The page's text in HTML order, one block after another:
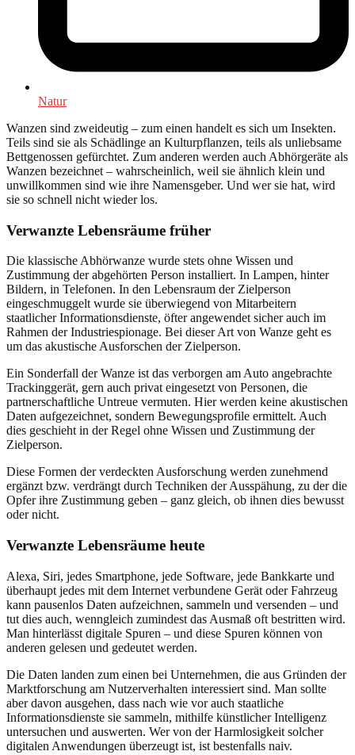
Natur
Wanzen sind zweideutig – zum einen handelt es sich um Insekten.
Teils sind sie als Schädlinge an Kulturpflanzen, teils als unliebsame
Bettgenossen gefürchtet. Zum anderen werden auch Abhörgeräte als
Wanzen bezeichnet – wahrscheinlich, weil sie ähnlich klein und
unwillkommen sind wie ihre Namensgeber. Und wer sie hat, wird
sie so schnell nicht wieder los.
Verwanzte Lebensräume früher
Die klassische Abhörwanze wurde stets ohne Wissen und
Zustimmung der abgehörten Person installiert. In Lampen, hinter
Bildern, in Telefonen. In den Lebensraum der Zielperson
eingeschmuggelt wurde sie überwiegend von Mitarbeitern
staatlicher Informationsdienste, öfter angewendet sicher auch im
Rahmen der Industriespionage. Bei dieser Art von Wanze geht es
um das akustische Ausforschen der Zielperson.
Ein Sonderfall der Wanze ist das verborgen am Auto angebrachte
Trackinggerät, gern auch privat eingesetzt von Personen, die
partnerschaftliche Untreue vermuten. Hier werden keine akustischen
Daten aufgezeichnet, sondern Bewegungsprofile ermittelt. Auch
dies geschieht in der Regel ohne Wissen und Zustimmung der
Zielperson.
Diese Formen der verdeckten Ausforschung werden zunehmend
ergänzt bzw. verdrängt durch Techniken der Ausspähung, zu der die
Opfer ihre Zustimmung geben – ganz gleich, ob ihnen dies bewusst
oder nicht.
Verwanzte Lebensräume heute
Alexa, Siri, jedes Smartphone, jede Software, jede Bankkarte und
überhaupt jedes mit dem Internet verbundene Gerät oder Fahrzeug
kann pausenlos Daten aufzeichnen, sammeln und versenden – und
tut dies auch, wenngleich zumindest das Ausmaß oft bestritten wird.
Man hinterlässt digitale Spuren – und diese Spuren können von
anderen gelesen und gedeutet werden.
Die Daten landen zum einen bei Unternehmen, die aus Gründen der
Marktforschung am Nutzerverhalten interessiert sind. Man sollte
aber davon ausgehen, dass nach wie vor auch staatliche
Informationsdienste sie sammeln, mithilfe künstlicher Intelligenz
untersuchen und auswerten. Wer von der Harmlosigkeit solcher
digitalen Anwendungen überzeugt ist, ist bestenfalls naiv.